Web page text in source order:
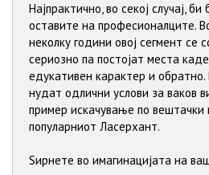
Најпрактично, во секој случај,
оставите на професионалците.
неколку години овој сегмент се
сериозно па постојат места
едукативен карактер и обратно.
нудат одлични услови за ваков
пример искачување по вештачки
популарниот Ласерхант.
Ѕирнете во имагинацијата на